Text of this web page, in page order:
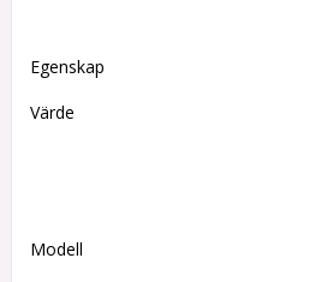
Egenskap
Värde
Modell